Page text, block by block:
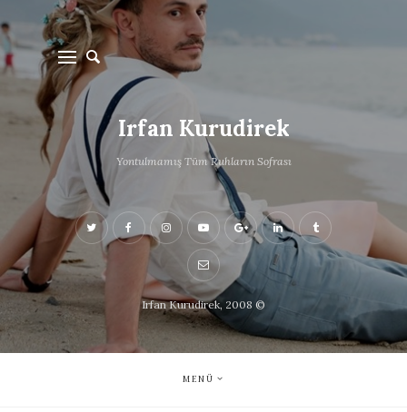
Irfan Kurudirek
Yontulmamış Tüm Ruhların Sofrası
Irfan Kurudirek, 2008 ©
MENÜ